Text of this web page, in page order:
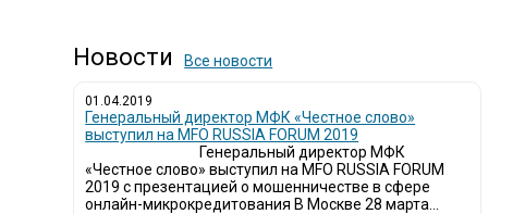
Новости Все новости
01.04.2019
Генеральный директор МФК «Честное слово»
выступил на MFO RUSSIA FORUM 2019
Генеральный директор МФК
«Честное слово» выступил на MFO RUSSIA FORUM
2019 с презентацией о мошенничестве в сфере
онлайн-микрокредитования В Москве 28 марта...